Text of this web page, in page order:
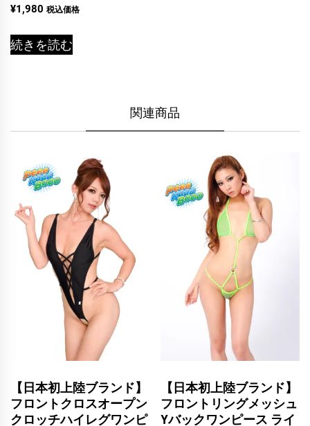
¥1,980 税込価格
続きを読む
関連商品
【日本初上陸ブランド】
フロントクロスオープン
クロッチハイレグワンピ
【日本初上陸ブランド】
フロントリングメッシュ
Yバックワンピース ライ